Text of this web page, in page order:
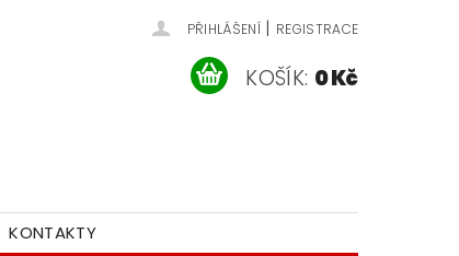
PŘIHLÁŠENÍ | REGISTRACE
KOŠÍK: 0 Kč
KONTAKTY